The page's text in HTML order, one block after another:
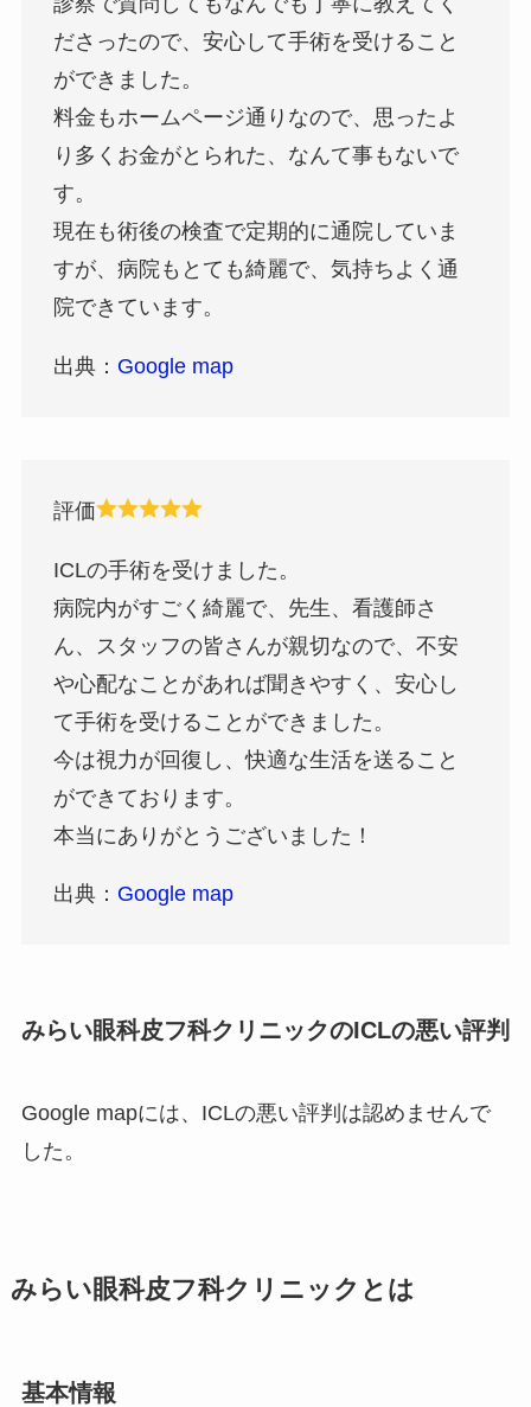
ださったので、安心して手術を受けること
ができました。
料金もホームページ通りなので、思ったよ
り多くお金がとられた、なんて事もないで
す。
現在も術後の検査で定期的に通院していま
すが、病院もとても綺麗で、気持ちよく通
院できています。
出典： Google map
評価
ICLの手術を受けました。
病院内がすごく綺麗で、先生、看護師さ
ん、スタッフの皆さんが親切なので、不安
や心配なことがあれば聞きやすく、安心し
て手術を受けることができました。
今は視力が回復し、快適な生活を送ること
ができております。
本当にありがとうございました！
出典： Google map
みらい眼科皮フ科クリニックのICLの悪い評判
Google mapには、ICLの悪い評判は認めませんで
した。
みらい眼科皮フ科クリニックとは
基本情報